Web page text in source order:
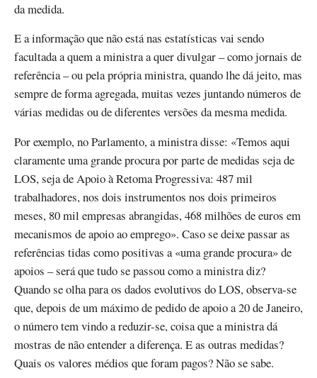
da medida.
E a informação que não está nas estatísticas vai sendo
facultada a quem a ministra a quer divulgar – como jornais de
referência – ou pela própria ministra, quando lhe dá jeito, mas
sempre de forma agregada, muitas vezes juntando números de
várias medidas ou de diferentes versões da mesma medida.
Por exemplo, no Parlamento, a ministra disse: «Temos aqui
claramente uma grande procura por parte de medidas seja de
LOS, seja de Apoio à Retoma Progressiva: 487 mil
trabalhadores, nos dois instrumentos nos dois primeiros
meses, 80 mil empresas abrangidas, 468 milhões de euros em
mecanismos de apoio ao emprego». Caso se deixe passar as
referências tidas como positivas a «uma grande procura» de
apoios – será que tudo se passou como a ministra diz?
Quando se olha para os dados evolutivos do LOS, observa-se
que, depois de um máximo de pedido de apoio a 20 de Janeiro,
o número tem vindo a reduzir-se, coisa que a ministra dá
mostras de não entender a diferença. E as outras medidas?
Quais os valores médios que foram pagos? Não se sabe.